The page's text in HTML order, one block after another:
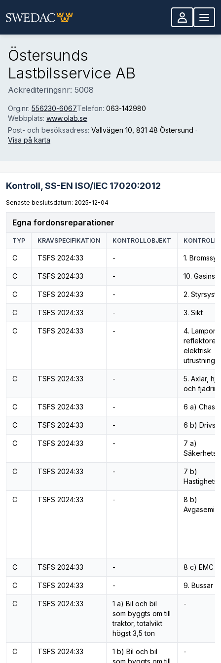
Östersunds
Lastbilsservice AB
Ackrediteringsnr: 5008
Org.nr: 556230-6067Telefon: 063-142980
Webbplats: www.olab.se
Post- och besöksadress: Vallvägen 10 , 831 48 Östersund ·
Visa på karta
Kontroll, SS-EN ISO/IEC 17020:2012
Senaste beslutsdatum: 2025-12-04
Egna fordonsreparationer
TYP KRAVSPECIFIKATION KONTROLLOBJEKT
C TSFS 2024:33 - 1.
C TSFS 2024:33 - 10.
C TSFS 2024:33 - 2.
C TSFS 2024:33 - 3. Sikt
C TSFS 2024:33 -
4. Lampor,
reflektorer
elektrisk
utrustning
C TSFS 2024:33 -
5. Axlar,
och
C TSFS 2024:33 - 6 a) Chassi
C TSFS 2024:33 - 6 b)
C TSFS 2024:33 -
7 a)
C TSFS 2024:33 -
7 b)
C TSFS 2024:33 -
8 b)
C TSFS 2024:33 - 8 c) EMC
C TSFS 2024:33 - 9. Bussar
C TSFS 2024:33
1 a) Bil och bil
som byggts om till
traktor, totalvikt
högst 3,5 ton
-
C TSFS 2024:33
1 b) Bil och bil
som byggts om till
-